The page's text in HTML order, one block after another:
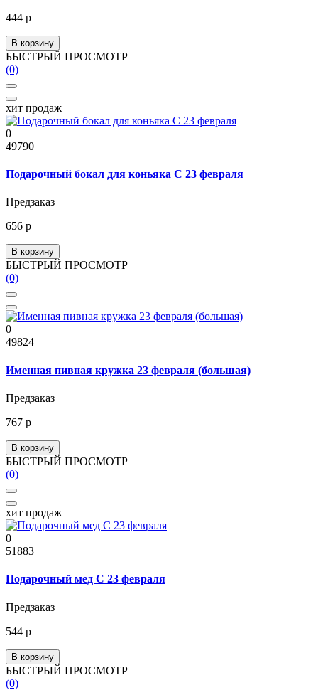
444 р
В корзину
БЫСТРЫЙ ПРОСМОТР
(0)
хит продаж
0
49790
Подарочный бокал для коньяка С 23 февраля
Предзаказ
656 р
В корзину
БЫСТРЫЙ ПРОСМОТР
(0)
0
49824
Именная пивная кружка 23 февраля (большая)
Предзаказ
767 р
В корзину
БЫСТРЫЙ ПРОСМОТР
(0)
хит продаж
0
51883
Подарочный мед С 23 февраля
Предзаказ
544 р
В корзину
БЫСТРЫЙ ПРОСМОТР
(0)